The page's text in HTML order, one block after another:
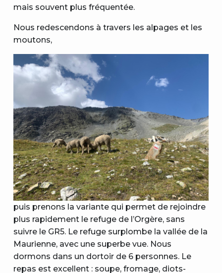
mais souvent plus fréquentée.
Nous redescendons à travers les alpages et les
moutons,
puis prenons la variante qui permet de rejoindre
plus rapidement le refuge de l’Orgère, sans
suivre le GR5. Le refuge surplombe la vallée de la
Maurienne, avec une superbe vue. Nous
dormons dans un dortoir de 6 personnes. Le
repas est excellent : soupe, fromage, diots-